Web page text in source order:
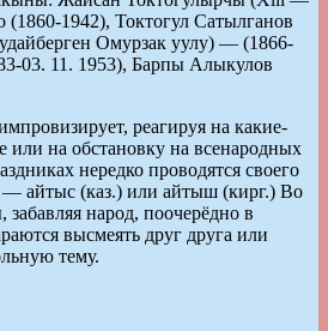
1942), Токтогул Сатылганов
Омурзак уулу) — (1866-
03. 11. 1953), Барпы Алыкулов
реагируя на какие-
или на обстановку на всенародных
нередко проводятся своего
— айтыс (каз.) или айтыш (кирг.) Во
забавляя народ, поочерёдно в
высмеять друг друга или
тему.